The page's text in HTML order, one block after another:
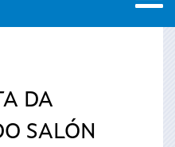
0
DA
SALÓN